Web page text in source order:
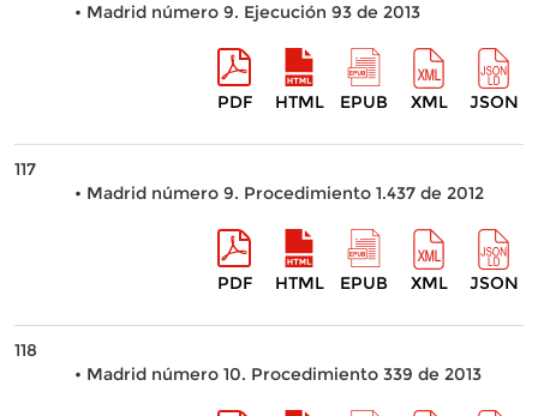
• Madrid número 9. Ejecución 93 de 2013
PDF HTML EPUB XML JSON
117
• Madrid número 9. Procedimiento 1.437 de 2012
PDF HTML EPUB XML JSON
118
• Madrid número 10. Procedimiento 339 de 2013